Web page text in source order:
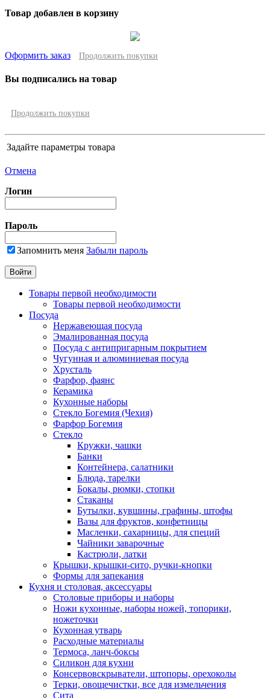
Товар добавлен в корзину
Оформить заказ Продолжить покупки
Вы подписались на товар
Продолжить покупки
Задайте параметры товара
Отмена
Логин
Пароль
Запомнить меня Забыли пароль
Товары первой необходимости
Товары первой необходимости
Посуда
Нержавеющая посуда
Эмалированная посуда
Посуда с антипригарным покрытием
Чугунная и алюминиевая посуда
Хрусталь
Фарфор, фаянс
Керамика
Кухонные наборы
Стекло Богемия (Чехия)
Фарфор Богемия
Стекло
Кружки, чашки
Банки
Контейнера, салатники
Блюда, тарелки
Бокалы, рюмки, стопки
Стаканы
Бутылки, кувшины, графины, штофы
Вазы для фруктов, конфетницы
Масленки, сахарницы, для специй
Чайники заварочные
Кастрюли, латки
Крышки, крышки-сито, ручки-кнопки
Формы для запекания
Кухня и столовая, аксессуары
Столовые приборы и наборы
Ножи кухонные, наборы ножей, топорики,
ножеточки
Кухонная утварь
Расходные материалы
Термоса, ланч-боксы
Силикон для кухни
Консервовскрыватели, штопоры, орехоколы
Терки, овощечистки, все для измельчения
Сита